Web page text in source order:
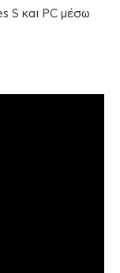
S και PC μέσω